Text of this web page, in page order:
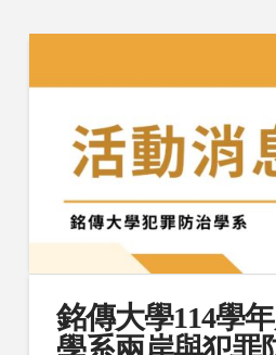
銘傳大學114學